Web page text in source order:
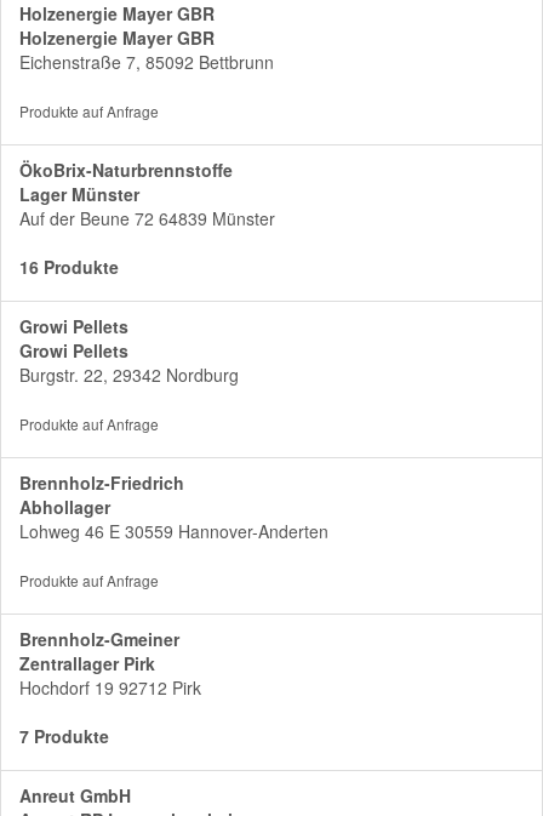
Holzenergie Mayer GBR
Holzenergie Mayer GBR
Eichenstraße 7, 85092 Bettbrunn
Produkte auf Anfrage
ÖkoBrix-Naturbrennstoffe
Lager Münster
Auf der Beune 72 64839 Münster
16 Produkte
Growi Pellets
Growi Pellets
Burgstr. 22, 29342 Nordburg
Produkte auf Anfrage
Brennholz-Friedrich
Abhollager
Lohweg 46 E 30559 Hannover-Anderten
Produkte auf Anfrage
Brennholz-Gmeiner
Zentrallager Pirk
Hochdorf 19 92712 Pirk
7 Produkte
Anreut GmbH